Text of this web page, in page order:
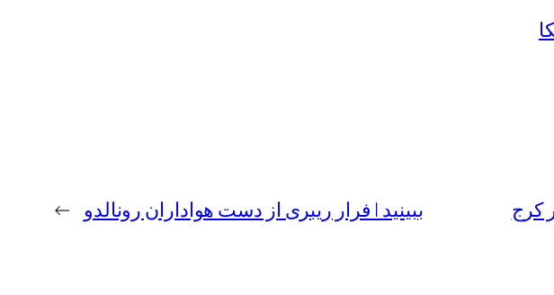
کرج ببینید | فرار ریبری از دست هواداران رونالدو →